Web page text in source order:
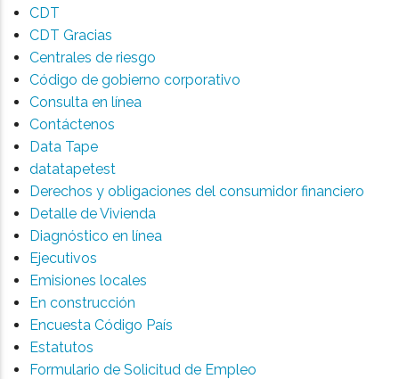
CDT
CDT Gracias
Centrales de riesgo
Código de gobierno corporativo
Consulta en línea
Contáctenos
Data Tape
datatapetest
Derechos y obligaciones del consumidor financiero
Detalle de Vivienda
Diagnóstico en línea
Ejecutivos
Emisiones locales
En construcción
Encuesta Código País
Estatutos
Formulario de Solicitud de Empleo